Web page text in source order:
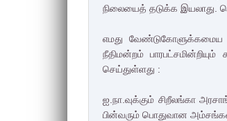
நிலையைத் தடுக்க இயலாது.
எமது வேண்டுகோளுக்கமைய
நீதிமன்றம் பாரபட்சமின்றியும்
செய்துள்ளது :
ஐ.நா.வுக்கும் சிறீலங்கா
பின்வரும் பொதுவான